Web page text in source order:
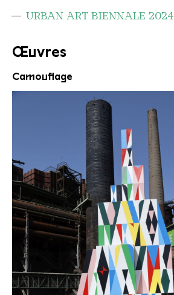
URBAN ART BIENNALE 2024
Œuvres
Camouflage